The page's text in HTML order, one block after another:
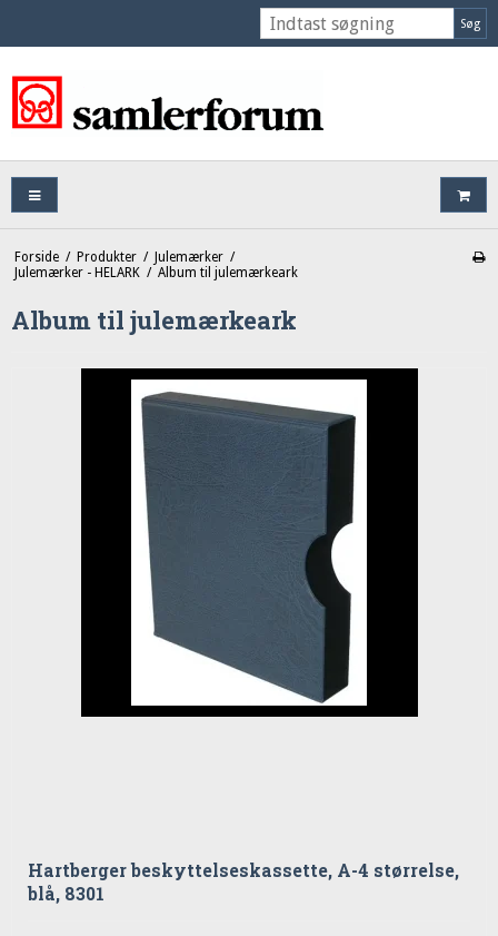
Søg
Forside / Produkter / Julemærker /
Julemærker - HELARK / Album til julemærkeark
Album til julemærkeark
Hartberger beskyttelseskassette, A-4 størrelse,
blå, 8301